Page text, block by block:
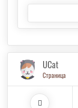
UCat
Страница